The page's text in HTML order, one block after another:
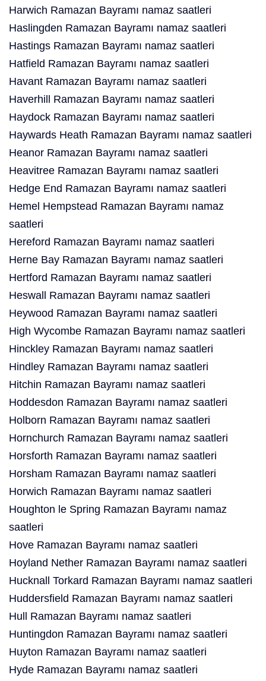
Harwich Ramazan Bayramı namaz saatleri
Haslingden Ramazan Bayramı namaz saatleri
Hastings Ramazan Bayramı namaz saatleri
Hatfield Ramazan Bayramı namaz saatleri
Havant Ramazan Bayramı namaz saatleri
Haverhill Ramazan Bayramı namaz saatleri
Haydock Ramazan Bayramı namaz saatleri
Haywards Heath Ramazan Bayramı namaz saatleri
Heanor Ramazan Bayramı namaz saatleri
Heavitree Ramazan Bayramı namaz saatleri
Hedge End Ramazan Bayramı namaz saatleri
Hemel Hempstead Ramazan Bayramı namaz
saatleri
Hereford Ramazan Bayramı namaz saatleri
Herne Bay Ramazan Bayramı namaz saatleri
Hertford Ramazan Bayramı namaz saatleri
Heswall Ramazan Bayramı namaz saatleri
Heywood Ramazan Bayramı namaz saatleri
High Wycombe Ramazan Bayramı namaz saatleri
Hinckley Ramazan Bayramı namaz saatleri
Hindley Ramazan Bayramı namaz saatleri
Hitchin Ramazan Bayramı namaz saatleri
Hoddesdon Ramazan Bayramı namaz saatleri
Holborn Ramazan Bayramı namaz saatleri
Hornchurch Ramazan Bayramı namaz saatleri
Horsforth Ramazan Bayramı namaz saatleri
Horsham Ramazan Bayramı namaz saatleri
Horwich Ramazan Bayramı namaz saatleri
Houghton le Spring Ramazan Bayramı namaz
saatleri
Hove Ramazan Bayramı namaz saatleri
Hoyland Nether Ramazan Bayramı namaz saatleri
Hucknall Torkard Ramazan Bayramı namaz saatleri
Huddersfield Ramazan Bayramı namaz saatleri
Hull Ramazan Bayramı namaz saatleri
Huntingdon Ramazan Bayramı namaz saatleri
Huyton Ramazan Bayramı namaz saatleri
Hyde Ramazan Bayramı namaz saatleri